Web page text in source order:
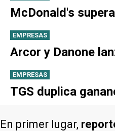
McDonald's
EMPRESAS
Arcor y Danone
EMPRESAS
TGS duplica
En primer lugar,